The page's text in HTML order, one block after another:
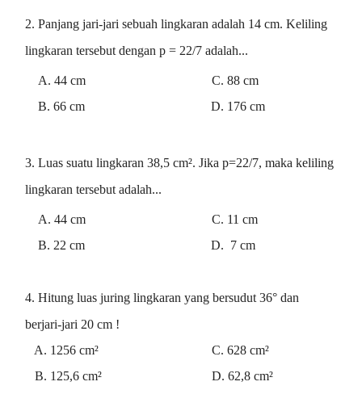
2. Panjang jari-jari sebuah lingkaran adalah 14 cm. Keliling
lingkaran tersebut dengan p = 22/7 adalah...
A. 44 cm C. 88 cm
B. 66 cm D. 176 cm
3. Luas suatu lingkaran 38,5 cm². Jika p=22/7, maka keliling
lingkaran tersebut adalah...
A. 44 cm C. 11 cm
B. 22 cm D. 7 cm
4. Hitung luas juring lingkaran yang bersudut 36° dan
berjari-jari 20 cm !
A. 1256 cm² C. 628 cm²
B. 125,6 cm² D. 62,8 cm²